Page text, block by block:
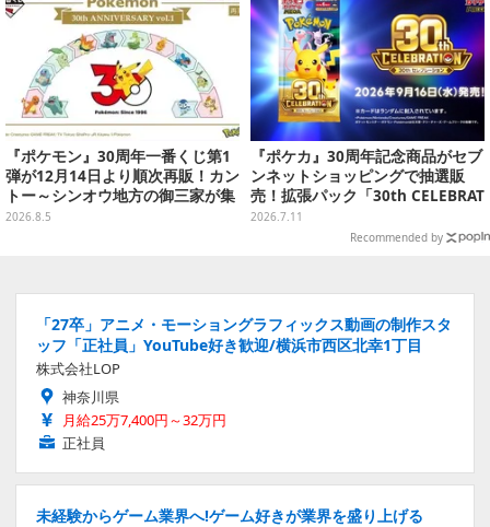
『ポケモン』30周年一番くじ第1
弾が12月14日より順次再販！カン
トー～シンオウ地方の御三家が集
まった時計、ぬいぐるみなど記念
2026.8.5
『ポケカ』30周年記念商品がセブ
ンネットショッピングで抽選販
売！拡張パック「30th CELEBRAT
ION」と「エーフィ・ブラッキー
セット」が対象
2026.7.11
Recommended by
「27卒」アニメ・モーショングラフィックス動画の制作スタ
ッフ「正社員」YouTube好き歓迎/横浜市西区北幸1丁目
株式会社LOP
神奈川県
月給25万7,400円～32万円
正社員
未経験からゲーム業界へ!ゲーム好きが業界を盛り上げる